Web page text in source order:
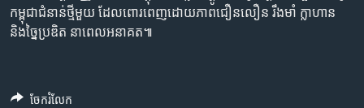
កម្ពុជាជំនាន់ថ្មីមួយ ដែលពោរពេញដោយភាពជឿនលឿន រឹងមាំ ក្លាហាន
និងច្នៃប្រឌិត នាពេលអនាគត៕
ចែករំលែក